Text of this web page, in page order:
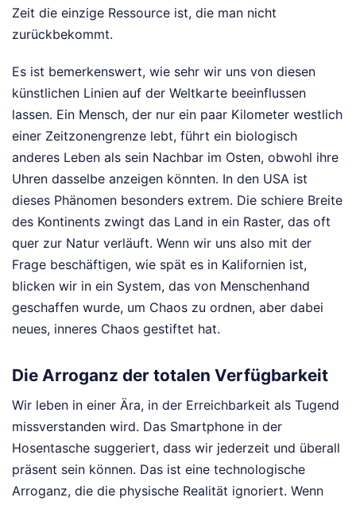
Zeit die einzige Ressource ist, die man nicht
zurückbekommt.
Es ist bemerkenswert, wie sehr wir uns von diesen
künstlichen Linien auf der Weltkarte beeinflussen
lassen. Ein Mensch, der nur ein paar Kilometer westlich
einer Zeitzonengrenze lebt, führt ein biologisch
anderes Leben als sein Nachbar im Osten, obwohl ihre
Uhren dasselbe anzeigen könnten. In den USA ist
dieses Phänomen besonders extrem. Die schiere Breite
des Kontinents zwingt das Land in ein Raster, das oft
quer zur Natur verläuft. Wenn wir uns also mit der
Frage beschäftigen, wie spät es in Kalifornien ist,
blicken wir in ein System, das von Menschenhand
geschaffen wurde, um Chaos zu ordnen, aber dabei
neues, inneres Chaos gestiftet hat.
Die Arroganz der totalen Verfügbarkeit
Wir leben in einer Ära, in der Erreichbarkeit als Tugend
missverstanden wird. Das Smartphone in der
Hosentasche suggeriert, dass wir jederzeit und überall
präsent sein können. Das ist eine technologische
Arroganz, die die physische Realität ignoriert. Wenn